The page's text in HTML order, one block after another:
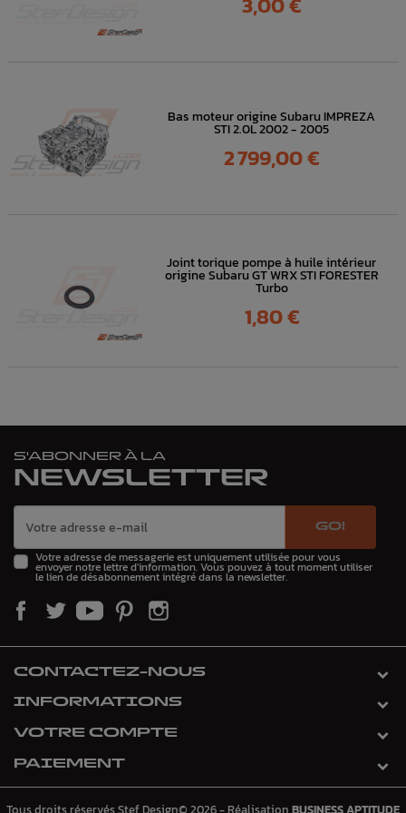
Bas moteur origine Subaru IMPREZA
STI 2.0L 2002 - 2005
Prix
2 799,00 €
Joint torique pompe à huile intérieur
origine Subaru GT WRX STI FORESTER
Turbo
Prix
1,80 €
S'ABONNER À LA
NEWSLETTER
GO!
Votre adresse de messagerie est uniquement utilisée pour vous
envoyer notre lettre d'information. Vous pouvez à tout moment utiliser
le lien de désabonnement intégré dans la newsletter.
CONTACTEZ-NOUS
INFORMATIONS
VOTRE COMPTE
PAIEMENT